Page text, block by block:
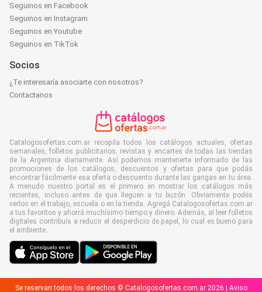
Seguinos en Facebook
Seguinos en Instagram
Seguinos en Youtube
Seguinos en TikTok
Socios
¿Te interesaría asociarte con nosotros?
Contactanos
Catalogosofertas.com.ar recopila todos los catálogos actuales, ofertas
semanales, folletos publicitarios, revistas y encartes de todas las tiendas
de la Argentina diariamente. Así podemos mantenerte informado de las
promociones de los catálogos, descuentos y ofertas para que podás
encontrar fácilmente esa oferta o descuento durante las gangas en tu área.
A menudo nuestro portal es el primero en mostrar los catálogos más
recientes, incluso antes de que lleguen a tu buzón. Obviamente podés
verlos en el trabajo, escuela o en la tienda. Agregá Catalogosofertas.com.ar
a tus favoritos y ahorrá muchísimo tiempo y dinero. Además, al leer folletos
digitales contribuís a reducir el desperdicio de papel, lo cual es bueno para
el ambiente.
Se reservan todos los derechos © Catalogosofertas.com.ar 2026 | Aviso